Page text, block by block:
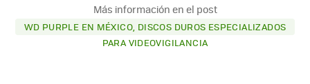
Más información en el post
WD PURPLE EN MÉXICO, DISCOS DUROS ESPECIALIZADOS
PARA VIDEOVIGILANCIA